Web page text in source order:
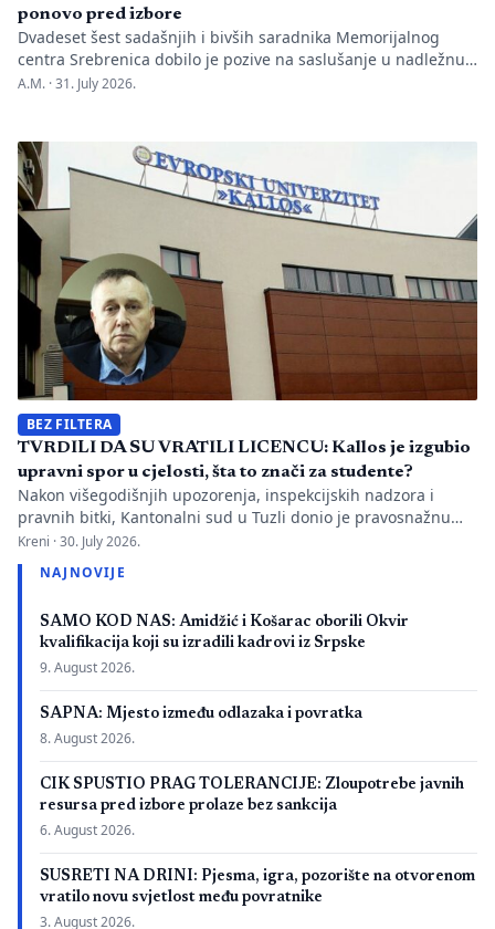
ponovo pred izbore
Dvadeset šest sadašnjih i bivših saradnika Memorijalnog
centra Srebrenica dobilo je pozive na saslušanje u nadležnu
policijsku stanicu po nalogu Okružnog javnog tužilaštva u
nakon predstavljanja godišnjeg Izvještaja o negiranju
genocida. Iz Memorijalnog centra upozoravaju da se
istovremeno pozivanje […]
A.M. ·31. July 2026.
BEZ FILTERA
TVRDILI DA SU VRATILI LICENCU: Kallos je izgubio
upravni spor u cjelosti, šta to znači za studente?
Nakon višegodišnjih upozorenja, inspekcijskih nadzora i
pravnih bitki, Kantonalni sud u Tuzli donio je pravosnažnu
presudu kojom se definitivno potvrđuje trajna zabrana rada
Evropskom univerzitetu „Kallos“. Dok sud konstatuje drastične
manjkavosti u kadru, ključno pitanje ostaje bez odgovora:
bezvrijedne indekse? Odlukom Kantonalnog suda u […]
Kreni ·30. July 2026.
NAJNOVIJE
SAMO KOD NAS: Amidžić i Košarac oborili Okvir
kvalifikacija koji su izradili kadrovi iz Srpske
9. August 2026.
SAPNA: Mjesto između odlazaka i povratka
8. August 2026.
CIK SPUSTIO PRAG TOLERANCIJE: Zloupotrebe javnih
resursa pred izbore prolaze bez sankcija
6. August 2026.
SUSRETI NA DRINI: Pjesma, igra, pozorište na otvorenom
vratilo novu svjetlost među povratnike
3. August 2026.